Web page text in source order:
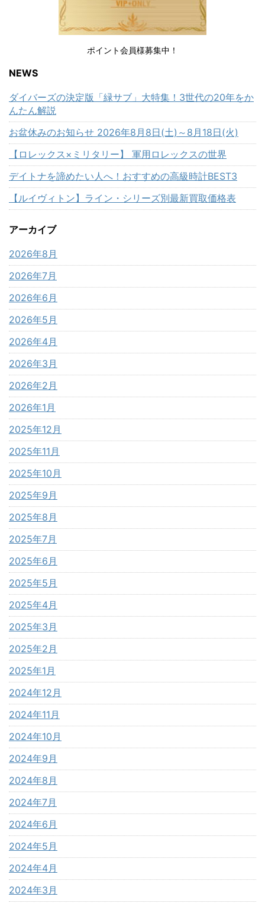
ポイント会員様募集中！
NEWS
ダイバーズの決定版「緑サブ」大特集！3世代の20年をか
んたん解説
お盆休みのお知らせ 2026年8月8日(土)～8月18日(火)
【ロレックス×ミリタリー】 軍用ロレックスの世界
デイトナを諦めたい人へ！おすすめの高級時計BEST3
【ルイヴィトン】ライン・シリーズ別最新買取価格表
アーカイブ
2026年8月
2026年7月
2026年6月
2026年5月
2026年4月
2026年3月
2026年2月
2026年1月
2025年12月
2025年11月
2025年10月
2025年9月
2025年8月
2025年7月
2025年6月
2025年5月
2025年4月
2025年3月
2025年2月
2025年1月
2024年12月
2024年11月
2024年10月
2024年9月
2024年8月
2024年7月
2024年6月
2024年5月
2024年4月
2024年3月